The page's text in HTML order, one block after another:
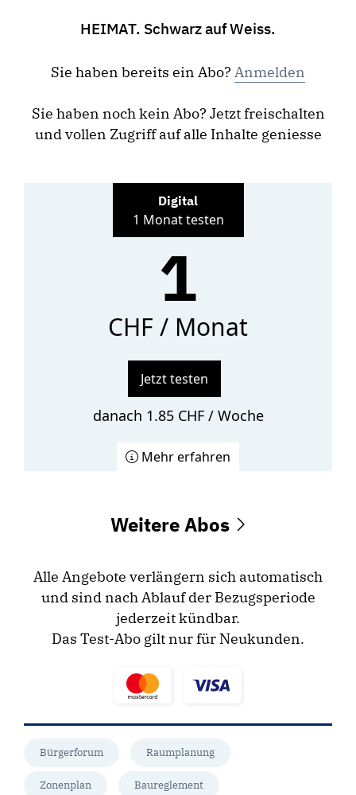
HEIMAT. Schwarz auf Weiss.
Sie haben bereits ein Abo? Anmelden
Sie haben noch kein Abo? Jetzt freischalten
und vollen Zugriff auf alle Inhalte geniesse
Digital
1 Monat testen
1
CHF / Monat
Jetzt testen
danach 1.85 CHF / Woche
Mehr erfahren
Weitere Abos
Alle Angebote verlängern sich automatisch
und sind nach Ablauf der Bezugsperiode
jederzeit kündbar.
Das Test-Abo gilt nur für Neukunden.
Bürgerforum Raumplanung
Zonenplan Baureglement